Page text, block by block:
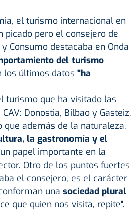
el turismo internacional en
picado pero el consejero de
Consumo destacaba en Onda
del turismo
los últimos datos "ha
turismo que ha visitado las
Donostia, Bilbao y Gasteiz.
que además de la naturaleza,
la gastronomía y el
papel importante en la
Otro de los puntos fuertes
el consejero, es el carácter
una sociedad plural
que quien nos visita, repite".